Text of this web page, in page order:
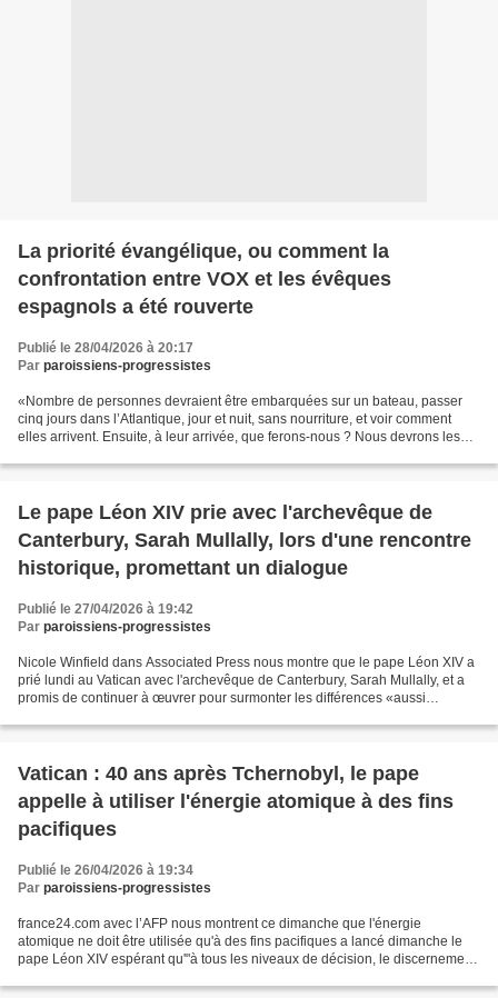
La priorité évangélique, ou comment la
confrontation entre VOX et les évêques
espagnols a été rouverte
Publié le 28/04/2026 à 20:17
Par paroissiens-progressistes
«Nombre de personnes devraient être embarquées sur un bateau, passer
cinq jours dans l’Atlantique, jour et nuit, sans nourriture, et voir comment
elles arrivent. Ensuite, à leur arrivée, que ferons-nous ? Nous devrons les
Le pape Léon XIV prie avec l'archevêque de
Canterbury, Sarah Mullally, lors d'une rencontre
historique, promettant un dialogue
Publié le 27/04/2026 à 19:42
Par paroissiens-progressistes
Nicole Winfield dans Associated Press nous montre que le pape Léon XIV a
prié lundi au Vatican avec l'archevêque de Canterbury, Sarah Mullally, et a
promis de continuer à œuvrer pour surmonter les différences «aussi
Vatican : 40 ans après Tchernobyl, le pape
appelle à utiliser l'énergie atomique à des fins
pacifiques
Publié le 26/04/2026 à 19:34
Par paroissiens-progressistes
france24.com avec l’AFP nous montrent ce dimanche que l'énergie
atomique ne doit être utilisée qu'à des fins pacifiques a lancé dimanche le
pape Léon XIV espérant qu'"à tous les niveaux de décision, le discernement